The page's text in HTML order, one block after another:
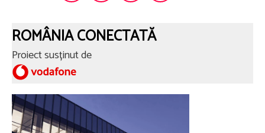
ROMÂNIA CONECTATĂ
Proiect susținut de